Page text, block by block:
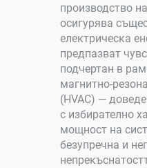
производство
осигурява
електрическа
предпазват
подчертан в
магнитно-
(HVAC) —
с избирателно
мощност на
безупречна и